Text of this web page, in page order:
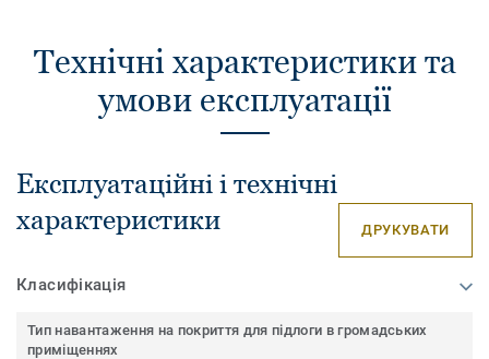
Технічні характеристики та
умови експлуатації
Експлуатаційні і технічні
характеристики
ДРУКУВАТИ
Класифікація
Тип навантаження на покриття для підлоги в громадських
приміщеннях